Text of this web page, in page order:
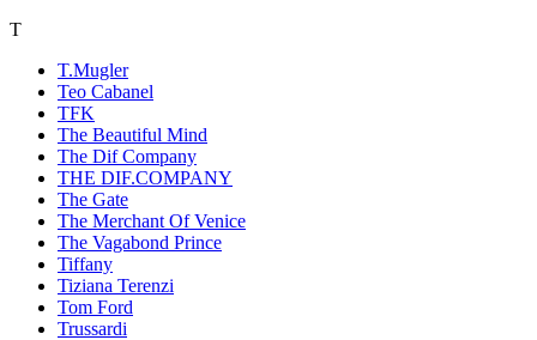
T
T.Mugler
Teo Cabanel
TFK
The Beautiful Mind
The Dif Company
THE DIF.COMPANY
The Gate
The Merchant Of Venice
The Vagabond Prince
Tiffany
Tiziana Terenzi
Tom Ford
Trussardi